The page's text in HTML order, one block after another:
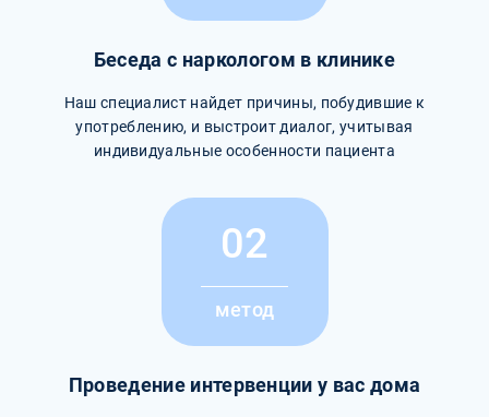
Беседа с наркологом в клинике
Наш специалист найдет причины, побудившие к
употреблению, и выстроит диалог, учитывая
индивидуальные особенности пациента
02
метод
Проведение интервенции у вас дома